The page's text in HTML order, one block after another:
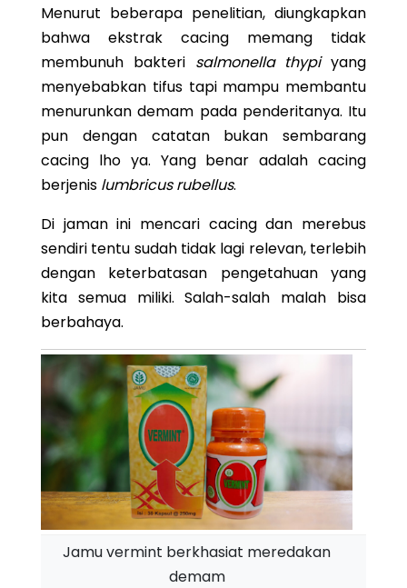
Menurut beberapa penelitian, diungkapkan
bahwa ekstrak cacing memang tidak
membunuh bakteri salmonella thypiyang
menyebabkan tifus tapi mampu membantu
menurunkan demam pada penderitanya. Itu
pun dengan catatan bukan sembarang
cacing lho ya. Yang benar adalah cacing
berjenis lumbricus rubellus.
Di jaman ini mencari cacing dan merebus
sendiri tentu sudah tidak lagi relevan, terlebih
dengan keterbatasan pengetahuan yang
kita semua miliki. Salah-salah malah bisa
berbahaya.
Jamu vermint berkhasiat meredakan
demam